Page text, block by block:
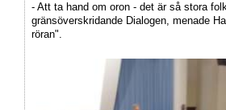
- Att ta hand om oron - det är så stora
gränsöverskridande Dialogen, menade
röran".